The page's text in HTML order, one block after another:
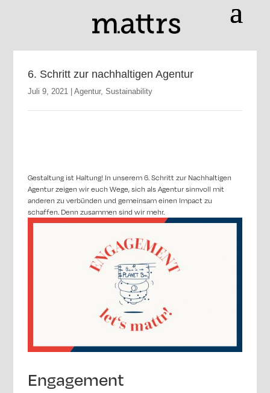
6. Schritt zur nachhaltigen Agentur
Juli 9, 2021 |Agentur,Sustainability
Gestaltung ist Haltung! In unserem 6. Schritt zur Nachhaltigen
Agentur zeigen wir euch Wege, sich als Agentur sinnvoll mit
anderen zu verbünden und gemeinsam einen Impact zu
schaffen. Denn zusammen sind wir mehr.
Engagement